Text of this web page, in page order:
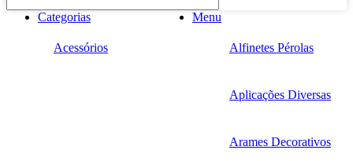
Menu
Categorias
Acessórios Alfinetes Pérolas
Aplicações Diversas
Arames Decorativos